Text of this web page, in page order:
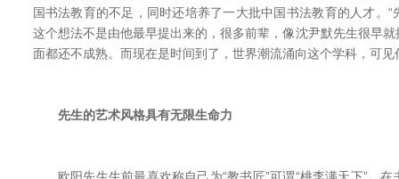
国书法教育的不足，同时还培养了一大批中国书法教育的人才。
这个想法不是由他最早提出来的，很多前辈，像沈尹默先生很早
面都还不成熟。而现在是时间到了，世界潮流涌向这个学科，可见
先生的艺术风格具有无限生命力